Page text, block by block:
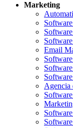
Marketing
Email
Agencia